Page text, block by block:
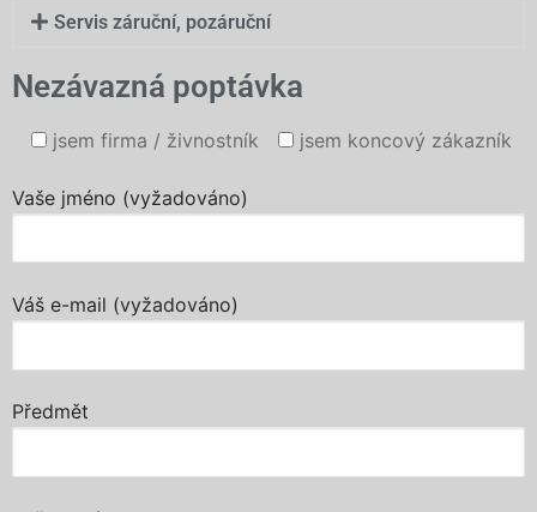
Servis záruční, pozáruční
Nezávazná poptávka
jsem firma / živnostník jsem koncový zákazník
Vaše jméno (vyžadováno)
Váš e-mail (vyžadováno)
Předmět